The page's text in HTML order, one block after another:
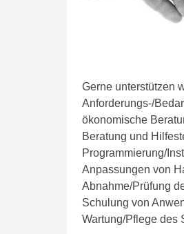
Gerne unterstützen
Anforderungs-/
ökonomische
Beratung und
Programmierung/
Anpassungen von
Abnahme/Prüfung
Schulung von
Wartung/Pflege des